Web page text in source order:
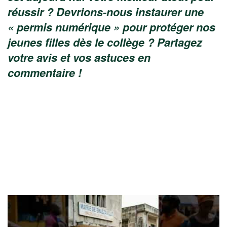
réussir ? Devrions-nous instaurer une
« permis numérique » pour protéger nos
jeunes filles dès le collège ? Partagez
votre avis et vos astuces en
commentaire !